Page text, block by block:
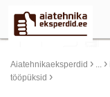
Aiatehnikaeksperdid › ... ›
tööpüksid ›